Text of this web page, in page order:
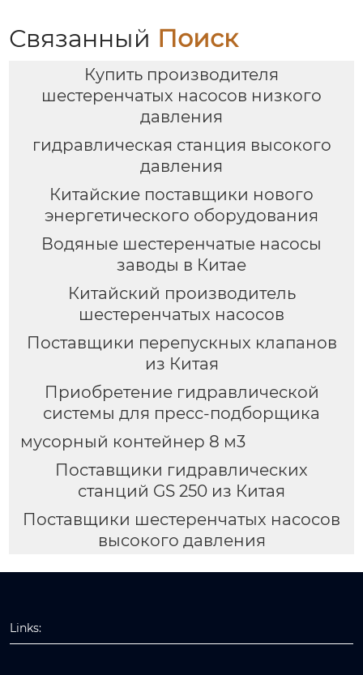
Связанный Поиск
Купить производителя
шестеренчатых насосов низкого
давления
гидравлическая станция высокого
давления
Китайские поставщики нового
энергетического оборудования
Водяные шестеренчатые насосы
заводы в Китае
Китайский производитель
шестеренчатых насосов
Поставщики перепускных клапанов
из Китая
Приобретение гидравлической
системы для пресс-подборщика
мусорный контейнер 8 м3
Поставщики гидравлических
станций GS 250 из Китая
Поставщики шестеренчатых насосов
высокого давления
Links: